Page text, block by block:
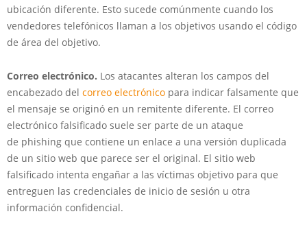
ubicación diferente. Esto sucede comúnmente cuando los
vendedores telefónicos llaman a los objetivos usando el código
de área del objetivo.
Correo electrónico. Los atacantes alteran los campos del
encabezado del correo electrónico para indicar falsamente que
el mensaje se originó en un remitente diferente. El correo
electrónico falsificado suele ser parte de un ataque
de phishing que contiene un enlace a una versión duplicada
de un sitio web que parece ser el original. El sitio web
falsificado intenta engañar a las víctimas objetivo para que
entreguen las credenciales de inicio de sesión u otra
información confidencial.